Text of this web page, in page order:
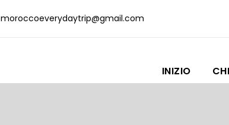
moroccoeverydaytrip@gmail.com
INIZIO